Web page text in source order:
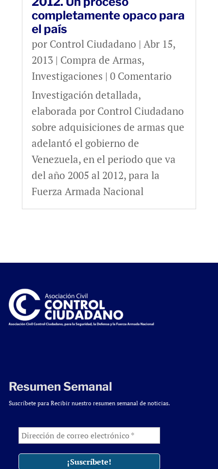
completamente opaco para
el país
por Control Ciudadano | Abr 15,
2013| Compra de Armas,
Investigaciones | 0 Comentario
Investigación detallada,
elaborada por Control Ciudadano
sobre adquisiciones de armas que
adelantó el gobierno de
Venezuela, en el periodo que va
del año 2005 al 2012, para la
Fuerza Armada Nacional
Resumen Semanal
Suscríbete para Recibir nuestro resumen semanal de noticias.